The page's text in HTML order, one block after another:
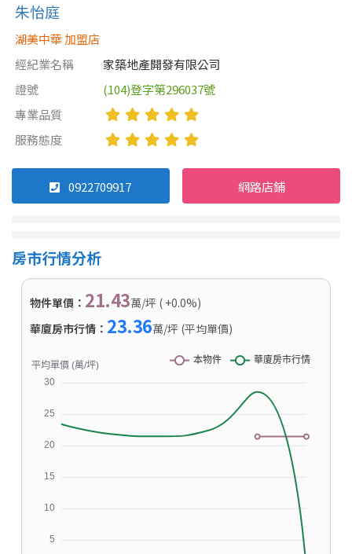
朱怡庭
湖美中華 加盟店
經紀業名稱
家築地產開發有限公司
證號
(104)登字第296037號
專業品質
服務態度
0922709917 網路店鋪
房市行情分析
物件單價： 21.43萬/坪 ( +0.0%)
華廈房市行情： 23.36萬/坪 (平均單價)